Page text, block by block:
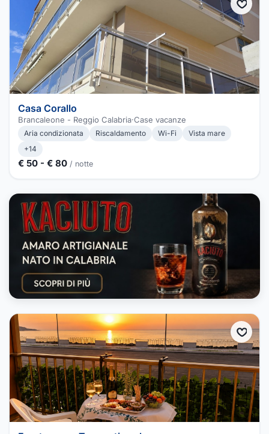
Casa Corallo
Brancaleone - Reggio Calabria·Case vacanze
Aria condizionata Riscaldamento Wi-Fi
Vista mare
+14
€ 50 - € 80 / notte